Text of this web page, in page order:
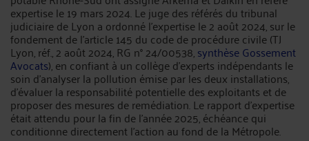
expertise le 19 mars 2024. Le juge des référés du tribunal
judiciaire de Lyon a ordonné l'expertise le 2 août 2024, sur le
fondement de l'article 145 du code de procédure civile (TJ
Lyon, réf., 2 août 2024, RG n° 24/00538,synthèse Gossement
Avocats), en confiant à un collège d'experts indépendants le
soin d'analyser la pollution émise par les deux installations,
d'évaluer la responsabilité potentielle des exploitants et de
proposer des mesures de remédiation. Le rapport d'expertise
était attendu pour la fin de l'année 2025, échéance qui
conditionne directement l'action au fond de la Métropole.